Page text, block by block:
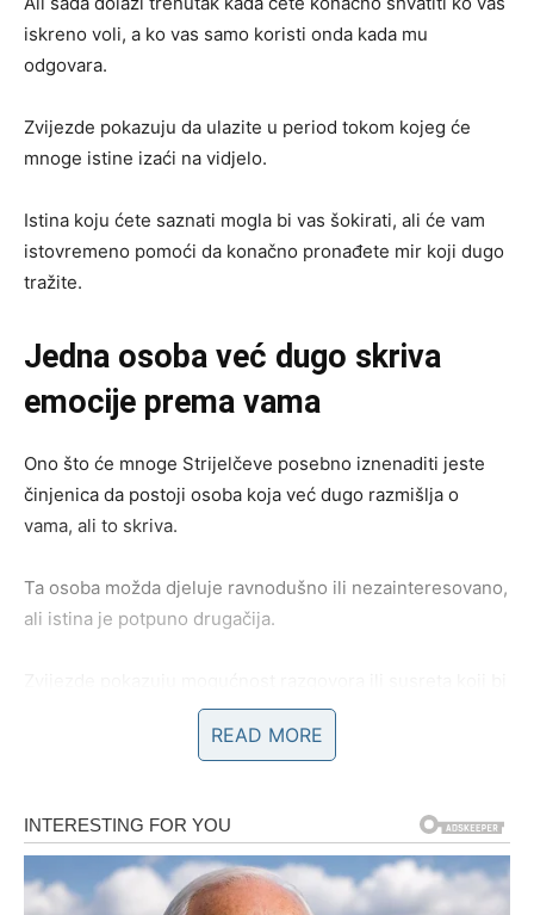
iskreno voli, a ko vas samo koristi onda kada mu
odgovara.
Zvijezde pokazuju da ulazite u period tokom kojeg će
mnoge istine izaći na vidjelo.
Istina koju ćete saznati mogla bi vas šokirati, ali će vam
istovremeno pomoći da konačno pronađete mir koji dugo
tražite.
Jedna osoba već dugo skriva
emocije prema vama
Ono što će mnoge Strijelčeve posebno iznenaditi jeste
činjenica da postoji osoba koja već dugo razmišlja o
vama, ali to skriva.
Ta osoba možda djeluje ravnodušno ili nezainteresovano,
ali istina je potpuno drugačija.
mogao potpuno promijeniti vaš ljubavni život.
nego što ste mislili.
Strijelčevi koji su zauzeti konačno će dobiti odgovore na
READ MORE